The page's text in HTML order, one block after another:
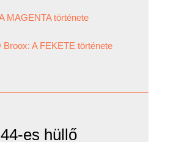
44-es hüllő